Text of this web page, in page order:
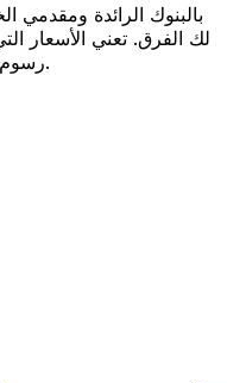
لك الفرق. تعني الأسعار
رسوم خفية قيمة أكبر على كل عملية تحويل.